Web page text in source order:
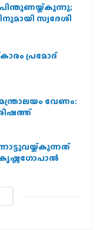
സ്വദേശി
പ്രമോദ്
വേണം: